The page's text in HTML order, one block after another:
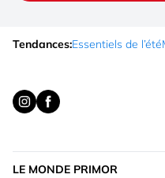
Tendances:Essentiels de l’été
LE MONDE PRIMOR